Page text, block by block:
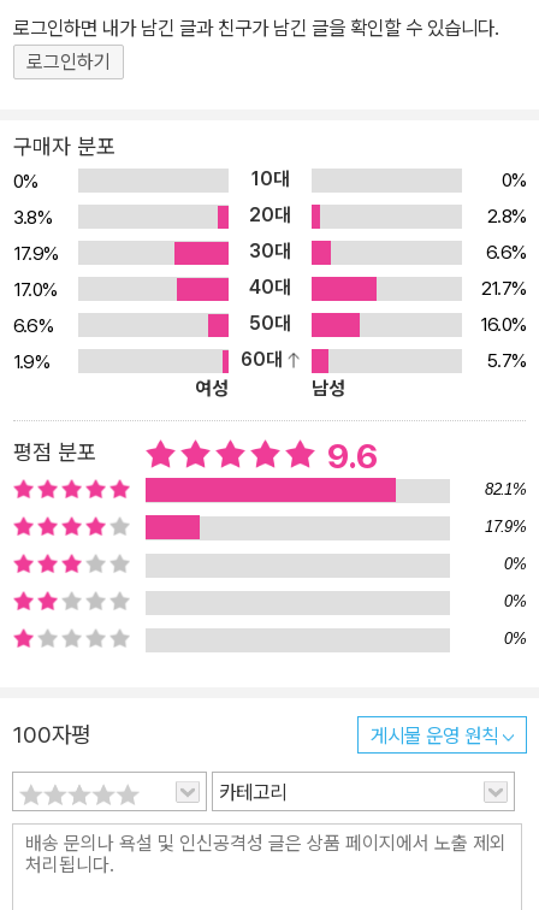
성이 배불리 먹고 평안히 살며 국력이 부강한 나라를 만들고자 했다.
그러나 개혁은 실패했고, 조선의 역사는 탐관오리의 횡포와 고통받는
백성들의 눈물로 얼룩지고 만다. 우리는 이러한 사실을 이미 잘 알고
것을 바로잡기 위해 어떤 노력을 기울였는지, 그럼에도 불구하고 실
패하고 만 이유는 무엇인지에 대해서는 잘 알지 못한다. 이 책은 조선
의 역사를 따라가며 조선의 부동산 개혁이 좌절된 까닭을 추적해나간
다. 그리고 조선왕조에서 발생한 문제와 21세기 대한민국 사회에서
벌어지고 있는 일들이 무척 닮았다는 것을 발견한다. 대한민국 또한
수차례 부동산 개혁을 시도해왔으나, 대체로 개선보다는 부작용이 컸
다. 특히 최근 속출하는 전세 사기 피해 사례는 더욱 위기감을 고조하
고 있다. 이러한 역사와 현실의 배경 위에서 책은 질문한다. 왜 개혁은
항상 실패할까? 그리고 과거 조선의 실패로부터 우리가 앞으로 나아
가야 할 길을 모색한다. 여전히 늦지 않았다는 희망의 메시지를 전한
다. 조선의 경제사, 그중에서도 부동산사를 한 권으로 톺아볼 수 있다.
친근한 문체로 재미있게 쓰여 평소 경제사가 생소했던 사람이나 청소
년도 쉽고 편안하게 읽을 수 있다. 역사는 우리의 사상과 인식을 형성
하는 양분이라 믿으며 그로부터 오늘을 사는 지혜와 통찰을 얻기 원
하는 이들에게 이 책을 추천한다. 한 권으로 읽는 조선의 부동산사
(史) 작은 특권이 어떻게 거대한 불평등을 만드는가? 부동산 개혁 성
1부에서는 조선의 토지 제도를 살핀다. 조선의 신진사대부는 모든 백
성에게 일정한 생업을 보장하고, 힘 있는 자들이 땅을 독점하여 불로
소득을 얻는 것을 막기 위해 모든 토지를 국유화하고자 했다. 그러나
결국 그들도 현실과 타협하지 않을 수 없었다. 개국공신에 대한 보상
적 특권으로서 사유지를 제공한 것이다. 1부에서는 작은 ‘예외적 허
로그인하면 내가 남긴 글과 친구가 남긴 글을 확인할 수 있습니다.
로그인하기
구매자 분포
0% 10대
0%
3.8%
20대
2.8%
17.9%
30대
6.6%
17.0%
40대
21.7%
6.6%
50대
16.0%
1.9%
60대
5.7%
여성
남성
평점 분포 9.6
82.1%
17.9%
0%
0%
0%
100자평 게시물 운영 원칙
카테고리